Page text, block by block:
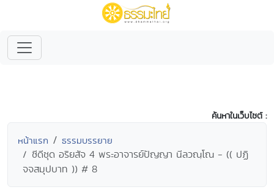
ค้นหาในเว็บไซต์ :
หน้าแรก ธรรมบรรยาย
ซีดีชุด อริยสัจ 4 พระอาจารย์ปัญญา นีลวณฺโณ - (( ปฏิ
จจสมุปบาท )) # 8